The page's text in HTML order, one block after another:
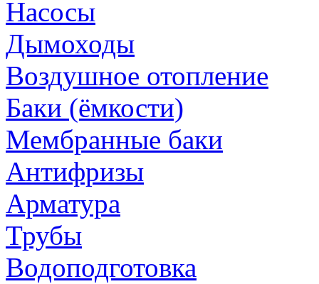
Насосы
Дымоходы
Воздушное отопление
Баки (ёмкости)
Мембранные баки
Антифризы
Арматура
Трубы
Водоподготовка